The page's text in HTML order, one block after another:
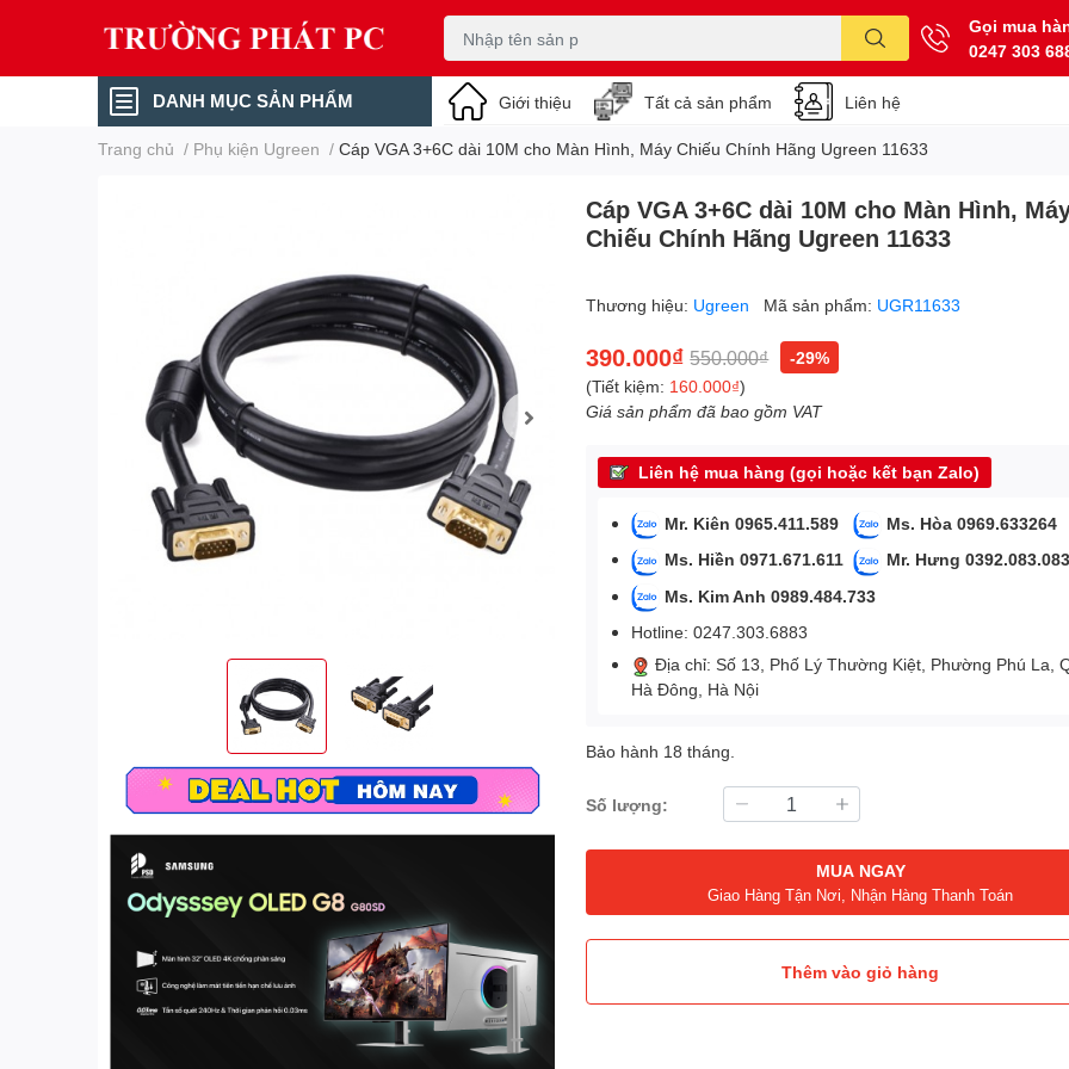
Gọi mua
0247 303
DANH MỤC SẢN PHẨM Giới thiệu Tất cả sản phẩm Liên hệ
Trang chủ / Phụ kiện Ugreen / Cáp VGA 3+6C dài 10M cho Màn Hình, Máy Chiếu Chính Hãng Ugreen 11633
Cáp VGA 3+6C dài 10M cho Màn Hình,
Chiếu Chính Hãng Ugreen 11633
Thương hiệu: Ugreen Mã sản phẩm: UGR11633
390.000₫ 550.000₫
-29%
(Tiết kiệm: 160.000₫)
Giá sản phẩm đã bao gồm VAT
Liên hệ mua hàng (gọi hoặc kết bạn Zalo)
Mr. Kiên 0965.411.589
Ms. Hòa 0969.633264
Ms. Hiền 0971.671.611
Mr. Hưng 0392.083.083
Ms. Kim Anh 0989.484.733
Hotline: 0247.303.6883
Địa chỉ: Số 13, Phố Lý Thường Kiệt, Phường Phú La,
Hà Đông, Hà Nội
Bảo hành 18 tháng.
Số lượng:
MUA NGAY
Giao Hàng Tận Nơi, Nhận Hàng Thanh Toán
Thêm vào giỏ hàng